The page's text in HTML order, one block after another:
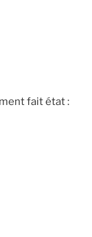
fait état :